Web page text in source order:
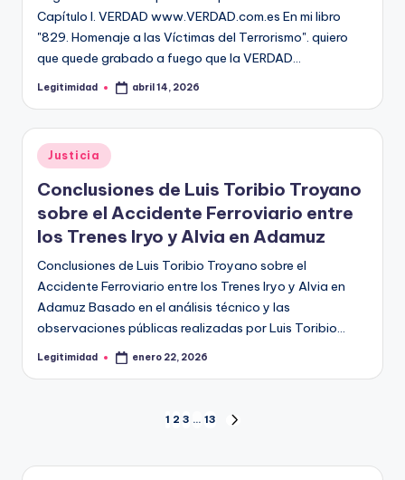
Capítulo I. VERDAD www.VERDAD.com.es En mi libro
"829. Homenaje a las Víctimas del Terrorismo". quiero
que quede grabado a fuego que la VERDAD…
Publicado
Legitimidad abril 14, 2026
Publicado
en
Justicia
Conclusiones de Luis Toribio Troyano
sobre el Accidente Ferroviario entre
los Trenes Iryo y Alvia en Adamuz
Conclusiones de Luis Toribio Troyano sobre el
Accidente Ferroviario entre los Trenes Iryo y Alvia en
Adamuz Basado en el análisis técnico y las
observaciones públicas realizadas por Luis Toribio…
Publicado
Legitimidad enero 22, 2026
Paginación
de
1 2 3 … 13